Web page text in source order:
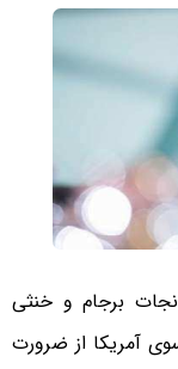
نجات برجام و خنثی
آمریکا از ضرورت